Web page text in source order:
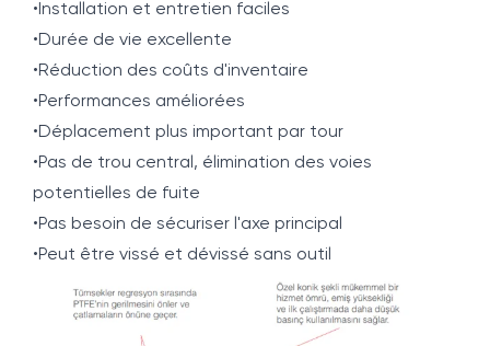
•Installation et entretien faciles
•Durée de vie excellente
•Réduction des coûts d'inventaire
•Performances améliorées
•Déplacement plus important par tour
•Pas de trou central, élimination des voies
potentielles de fuite
•Pas besoin de sécuriser l'axe principal
•Peut être vissé et dévissé sans outil